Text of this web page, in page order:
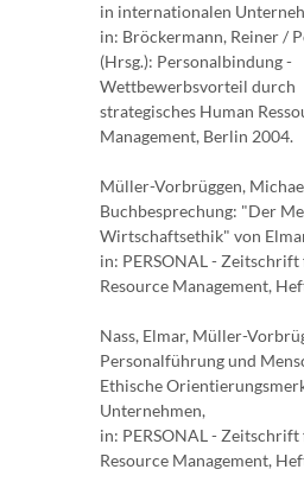
in internationalen
in: Bröckermann, Reiner /
(Hrsg.): Personalbindung -
Wettbewerbsvorteil durch
strategisches Human
Management, Berlin 2004.
Müller-Vorbrüggen,
Buchbesprechung: "Der
Wirtschaftsethik" von
in: PERSONAL -
Resource Management,
Nass, Elmar, Müller-
Personalführung und
Ethische
Unternehmen,
in: PERSONAL -
Resource Management,